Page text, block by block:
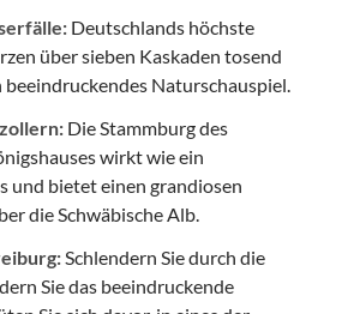
Deutschlands höchste
über sieben Kaskaden tosend
beeindruckendes Naturschauspiel.
Die Stammburg des
wirkt wie ein
und bietet einen grandiosen
die Schwäbische Alb.
Schlendern Sie durch die
Sie das beeindruckende